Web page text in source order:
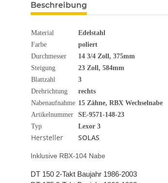
Beschreibung
Material
Edelstahl
Farbe
poliert
Durchmesser
14 3/4 Zoll, 375mm
Steigung
23 Zoll, 584mm
Blattzahl
3
Drehrichtung
rechts
Nabenaufnahme 15 Zähne, RBX Wechselnabe
Artikelnummer
SE-9571-148-23
Typ
Lexor 3
Hersteller SOLAS
Inklusive RBX-104 Nabe
DT 150 2-Takt Baujahr 1986-2003